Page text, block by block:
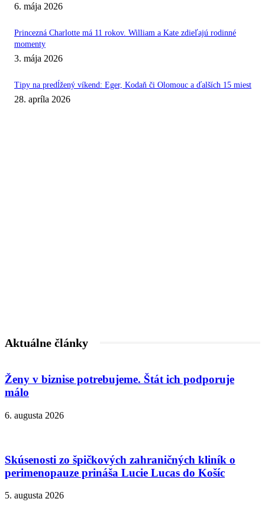
6. mája 2026
Princezná Charlotte má 11 rokov. William a Kate zdieľajú rodinné
momenty
3. mája 2026
Tipy na predĺžený víkend: Eger, Kodaň či Olomouc a ďalších 15 miest
28. apríla 2026
Aktuálne články
Ženy v biznise potrebujeme. Štát ich podporuje
málo
6. augusta 2026
Skúsenosti zo špičkových zahraničných kliník o
perimenopauze prináša Lucie Lucas do Košíc
5. augusta 2026